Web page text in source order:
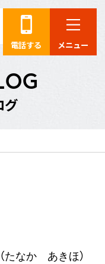
電話する メニュー
OG
グ
たなか あきほ）